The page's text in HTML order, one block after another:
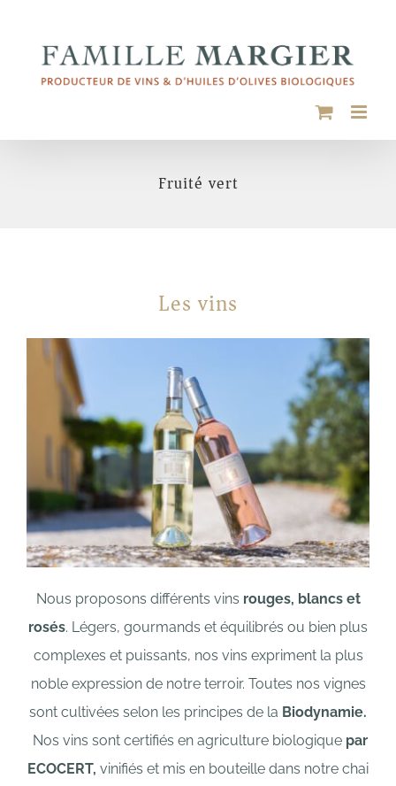
contenu
Fruité vert
Les vins
Nous proposons différents vins rouges, blancs et
rosés. Légers, gourmands et équilibrés ou bien plus
complexes et puissants, nos vins expriment la plus
noble expression de notre terroir. Toutes nos vignes
sont cultivées selon les principes de la Biodynamie.
Nos vins sont certifiés en agriculture biologiquepar
ECOCERT, vinifiés et mis en bouteille dans notre chai